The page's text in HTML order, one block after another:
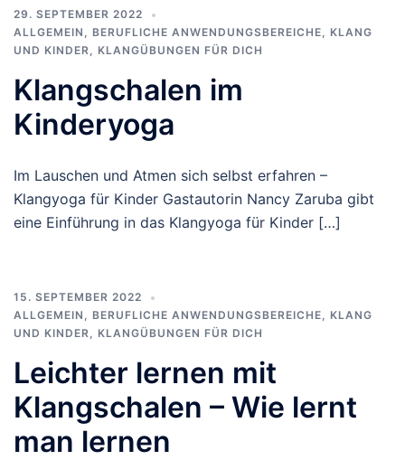
29. SEPTEMBER 2022
ALLGEMEIN , BERUFLICHE ANWENDUNGSBEREICHE, KLANG
UND KINDER, KLANGÜBUNGEN FÜR DICH
Klangschalen im
Kinderyoga
Im Lauschen und Atmen sich selbst erfahren –
Klangyoga für Kinder Gastautorin Nancy Zaruba gibt
eine Einführung in das Klangyoga für Kinder […]
15. SEPTEMBER 2022
ALLGEMEIN , BERUFLICHE ANWENDUNGSBEREICHE, KLANG
UND KINDER, KLANGÜBUNGEN FÜR DICH
Leichter lernen mit
Klangschalen – Wie lernt
man lernen